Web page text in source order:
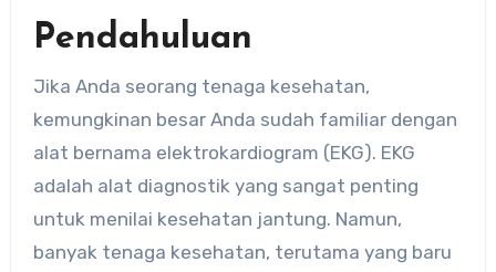
Pendahuluan
Jika Anda seorang tenaga kesehatan,
kemungkinan besar Anda sudah familiar dengan
alat bernama elektrokardiogram (EKG). EKG
adalah alat diagnostik yang sangat penting
untuk menilai kesehatan jantung. Namun,
banyak tenaga kesehatan, terutama yang baru